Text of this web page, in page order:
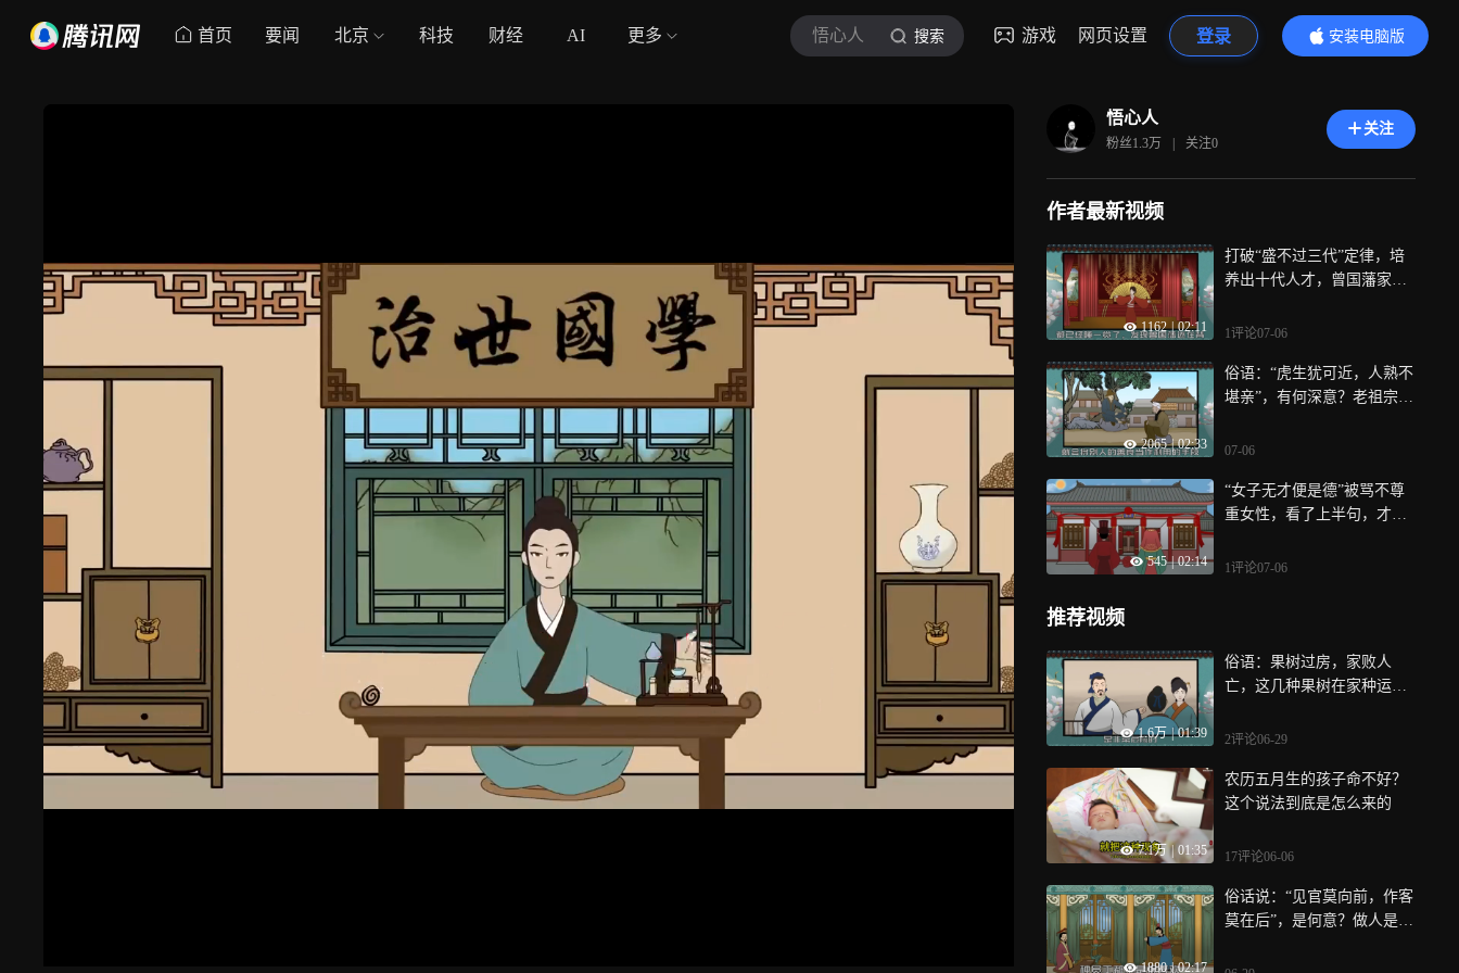
首页 要闻 北京 科技 财经 AI 更多 悟心人 搜索 游戏 网页设置 登录
安装电脑版
内容更精彩
悟心人
粉丝1.3万 | 关注0
关注
作者最新视频
1162 | 02:11
打破“盛不过三代”定律，培
养出十代人才，曾国藩家训
1评论07-06
2065 | 02:33
俗语：“虎生犹可近，人熟不
堪亲”，有何深意？老祖宗道
07-06
545 | 02:14
“女子无才便是德”被骂不尊
重女性，看了上半句，才知
1评论07-06
推荐视频
1.6万 | 01:39
俗语：果树过房，家败人
亡，这几种果树在家种运气
2评论06-29
7.1万 | 01:35
农历五月生的孩子命不好？
这个说法到底是怎么来的
17评论06-06
1880 | 02:17
俗话说：“见官莫向前，作客
莫在后”，是何意？做人是一